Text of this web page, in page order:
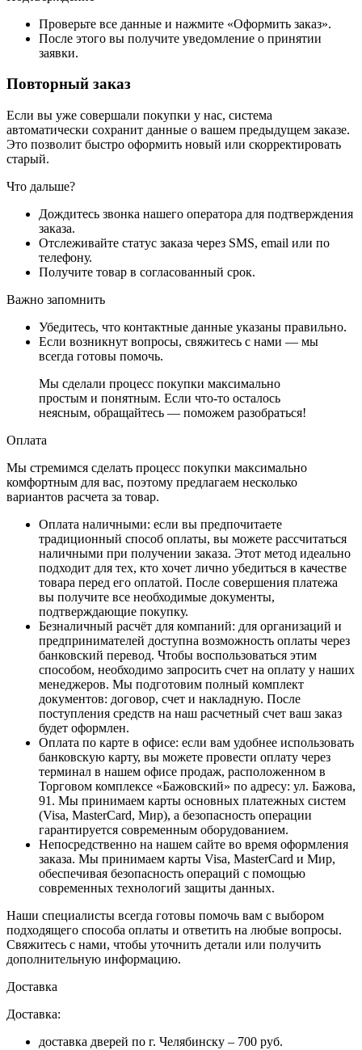
Проверьте все данные и нажмите «Оформить заказ».
После этого вы получите уведомление о принятии
заявки.
Повторный заказ
Если вы уже совершали покупки у нас, система
автоматически сохранит данные о вашем предыдущем заказе.
Это позволит быстро оформить новый или скорректировать
старый.
Что дальше?
Дождитесь звонка нашего оператора для подтверждения
заказа.
Отслеживайте статус заказа через SMS, email или по
телефону.
Получите товар в согласованный срок.
Важно запомнить
Убедитесь, что контактные данные указаны правильно.
Если возникнут вопросы, свяжитесь с нами — мы
всегда готовы помочь.
Мы сделали процесс покупки максимально
простым и понятным. Если что-то осталось
неясным, обращайтесь — поможем разобраться!
Оплата
Мы стремимся сделать процесс покупки максимально
комфортным для вас, поэтому предлагаем несколько
вариантов расчета за товар.
Оплата наличными: если вы предпочитаете
традиционный способ оплаты, вы можете рассчитаться
наличными при получении заказа. Этот метод идеально
подходит для тех, кто хочет лично убедиться в качестве
товара перед его оплатой. После совершения платежа
вы получите все необходимые документы,
подтверждающие покупку.
Безналичный расчёт для компаний: для организаций и
предпринимателей доступна возможность оплаты через
банковский перевод. Чтобы воспользоваться этим
способом, необходимо запросить счет на оплату у наших
менеджеров. Мы подготовим полный комплект
документов: договор, счет и накладную. После
поступления средств на наш расчетный счет ваш заказ
будет оформлен.
Оплата по карте в офисе: если вам удобнее использовать
банковскую карту, вы можете провести оплату через
терминал в нашем офисе продаж, расположенном в
Торговом комплексе «Бажовский» по адресу: ул. Бажова,
91. Мы принимаем карты основных платежных систем
(Visa, MasterCard, Мир), а безопасность операции
гарантируется современным оборудованием.
Непосредственно на нашем сайте во время оформления
заказа. Мы принимаем карты Visa, MasterCard и Мир,
обеспечивая безопасность операций с помощью
современных технологий защиты данных.
Наши специалисты всегда готовы помочь вам с выбором
подходящего способа оплаты и ответить на любые вопросы.
Свяжитесь с нами, чтобы уточнить детали или получить
дополнительную информацию.
Доставка
Доставка:
доставка дверей по г. Челябинску – 700 руб.